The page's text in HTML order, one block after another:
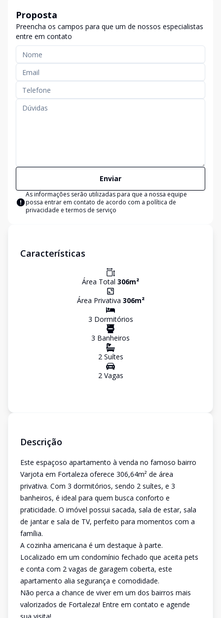
Proposta
Preencha os campos para que um de nossos especialistas
entre em contato
Enviar
As informações serão utilizadas para que a nossa equipe
possa entrar em contato de acordo com a política de
privacidade e termos de serviço
Características
Área Total 306m²
Área Privativa 306m²
3 Dormitórios
3 Banheiros
2Suítes
2Vagas
Descrição
Este espaçoso apartamento à venda no famoso bairro
Varjota em Fortaleza oferece 306,64m² de área
privativa. Com 3 dormitórios, sendo 2 suítes, e 3
banheiros, é ideal para quem busca conforto e
praticidade. O imóvel possui sacada, sala de estar, sala
de jantar e sala de TV, perfeito para momentos com a
família.
A cozinha americana é um destaque à parte.
Localizado em um condomínio fechado que aceita pets
e conta com 2 vagas de garagem coberta, este
apartamento alia segurança e comodidade.
Não perca a chance de viver em um dos bairros mais
valorizados de Fortaleza! Entre em contato e agende